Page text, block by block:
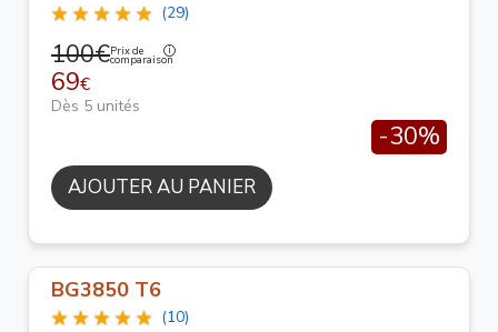
(29)
100€Prix de
comparaison
69€
Dès 5 unités
-30%
AJOUTER AU PANIER
BG3850 T6
(10)